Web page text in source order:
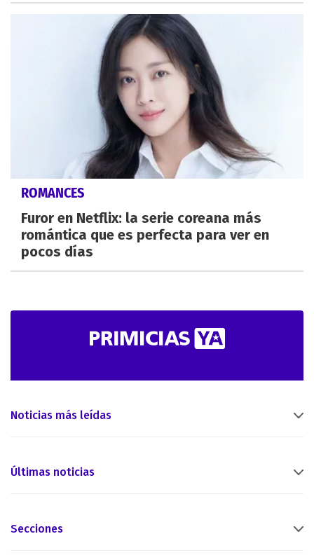
ROMANCES
Furor en Netflix: la serie coreana más
romántica que es perfecta para ver en
pocos días
Noticias más leídas
Últimas noticias
Secciones